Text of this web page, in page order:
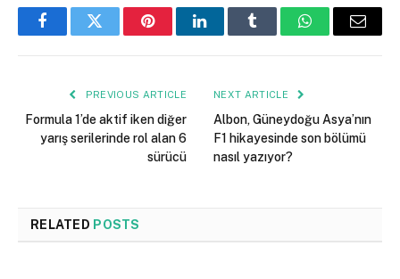
FacebookTwitter PinterestLinkedInTumblr WhatsAppEmail
PREVIOUS ARTICLE
Formula 1’de aktif iken diğer
yarış serilerinde rol alan 6
sürücü
NEXT ARTICLE
Albon, Güneydoğu Asya’nın
F1 hikayesinde son bölümü
nasıl yazıyor?
RELATED POSTS